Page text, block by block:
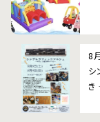
8
シ
き